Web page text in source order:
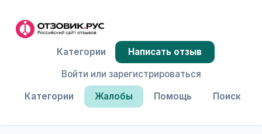
Категории Жалобы Помощь Поиск
Категории
Написать отзыв
Войти или зарегистрироваться